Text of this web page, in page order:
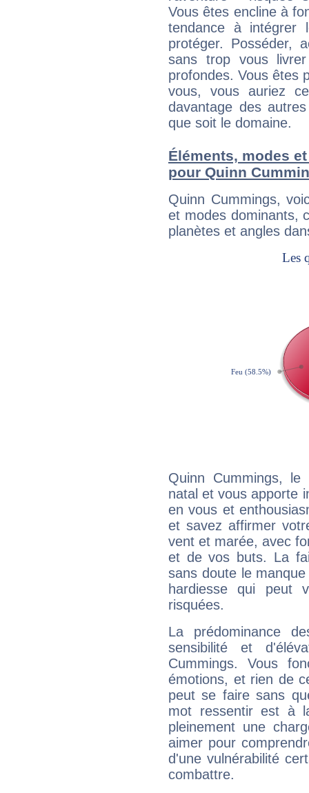
Vous êtes encline à
tendance à
protéger. Posséder,
sans trop vous
profondes. Vous êtes
vous, vous auriez
davantage des
que soit le domaine.
Éléments, modes
pour Quinn
Quinn Cummings,
et modes dominants,
planètes et angles
Quinn Cummings,
natal et vous apporte
en vous et
et savez affirmer
vent et marée, avec
et de vos buts. La
sans doute le
hardiesse qui peut
risquées.
La prédominance
sensibilité et
Cummings. Vous
émotions, et rien de
peut se faire sans
mot ressentir est à
pleinement une
aimer pour
d'une vulnérabilité
combattre.